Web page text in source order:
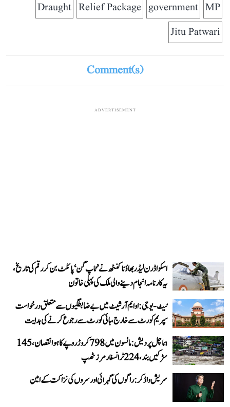
MP
government
Relief Package
Draught
Jitu Patwari
Comment(s)
ADVERTISEMENT
اسکواڈرن لیڈر بھاؤنا کنٹھ نے ’ٹاپ گن‘ پائلٹ بن کر رقم کی تاریخ،
یہ کارنامہ انجام دینے والی ملک کی پہلی خاتون
نیٹ-یو جی: او ایم آر شیٹ میں بے ضابطگیوں سے متعلق درخواست
سپریم کورٹ سے خارج، ہائی کورٹ سے رجوع کرنے کی ہدایت
ہماچل پردیش: مانسون میں 798 کروڑ روپے کا ہوا نقصان، 145
سڑکیں بند، 224 ٹرانسفارمرز ٹھپ
سریش واڈکر: راگوں کی گہرائی اور سروں کی نزاکت کے امین